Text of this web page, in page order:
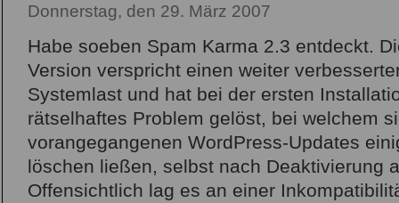
Donnerstag, den 29. März 2007
Habe soeben Spam Karma 2.3 entdeckt.
Version verspricht einen weiter
Systemlast und hat bei der ersten
rätselhaftes Problem gelöst, bei welchem
vorangegangenen WordPress-Updates
löschen ließen, selbst nach Deaktivierung
Offensichtlich lag es an einer